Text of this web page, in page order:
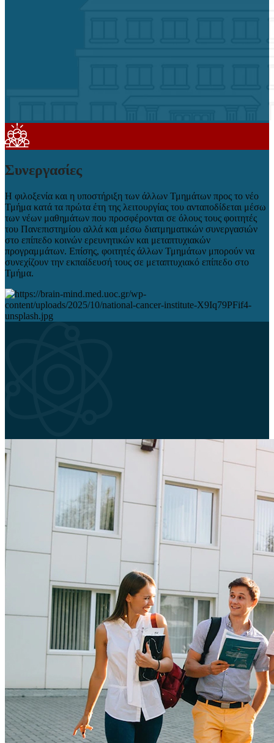
Συνεργασίες
Η φιλοξενία και η υποστήριξη των άλλων Τμημάτων προς το νέο
Τμήμα κατά τα πρώτα έτη της λειτουργίας του ανταποδίδεται μέσω
των νέων μαθημάτων που προσφέρονται σε όλους τους φοιτητές
του Πανεπιστημίου αλλά και μέσω διατμηματικών συνεργασιών
στο επίπεδο κοινών ερευνητικών και μεταπτυχιακών
προγραμμάτων. Επίσης, φοιτητές άλλων Τμημάτων μπορούν να
συνεχίζουν την εκπαίδευσή τους σε μεταπτυχιακό επίπεδο στο
Τμήμα.